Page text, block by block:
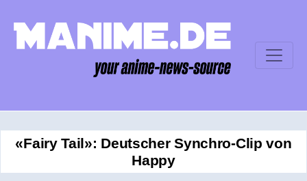
«Fairy Tail»: Deutscher Synchro-Clip von
Happy